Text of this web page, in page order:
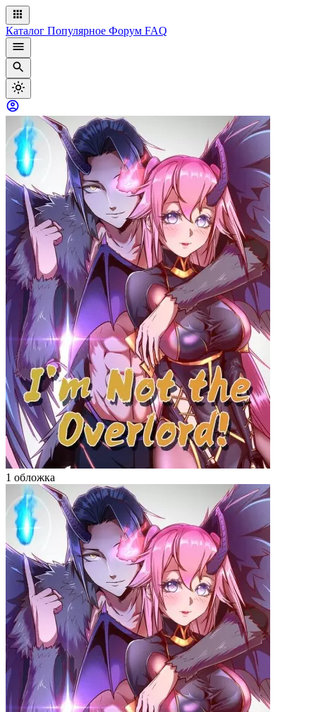
Каталог Популярное Форум FAQ
1 обложка